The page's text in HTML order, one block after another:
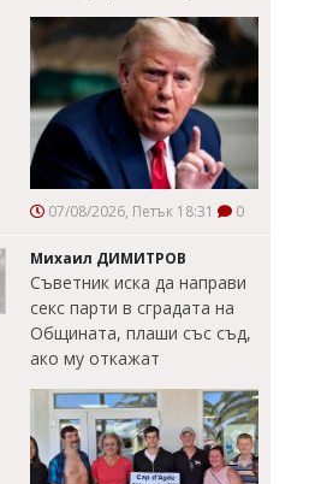
07/08/2026, Петък 18:31 0
Михаил ДИМИТРОВ
Съветник иска да направи
секс парти в сградата на
Общината, плаши със съд,
ако му откажат